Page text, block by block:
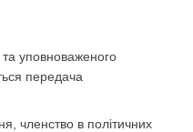
уповноваженого
передача
членство в політичних